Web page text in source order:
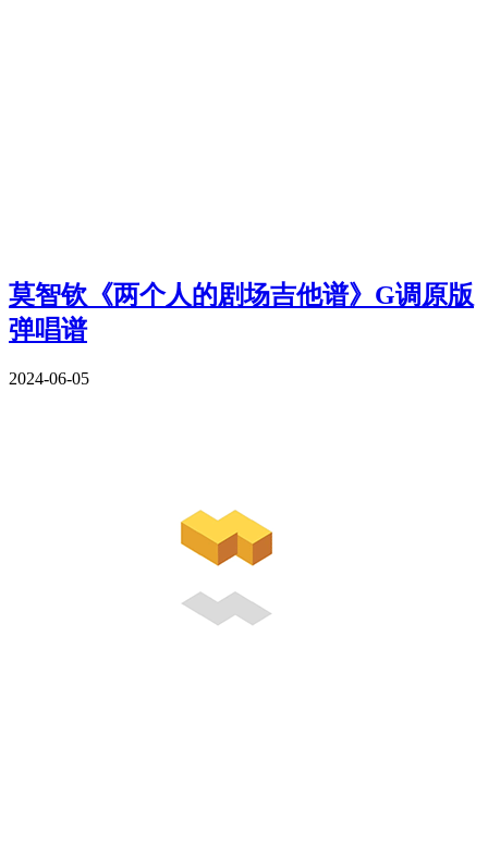
莫智钦《两个人的剧场吉他谱》G调原版
弹唱谱
2024-06-05